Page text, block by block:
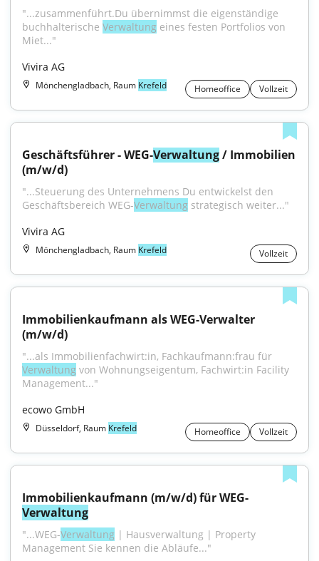
"...zusammenführt.Du übernimmst die eigenständige
buchhalterische Verwaltung eines festen Portfolios von
Miet..."
Vivira AG
Mönchengladbach, Raum Krefeld Homeoffice Vollzeit
Geschäftsführer - WEG-Verwaltung / Immobilien
(m/w/d)
"...Steuerung des Unternehmens Du entwickelst den
Geschäftsbereich WEG-Verwaltung strategisch weiter..."
Vivira AG
Mönchengladbach, Raum Krefeld Vollzeit
Immobilienkaufmann als WEG-Verwalter
(m/w/d)
Verwaltung von Wohnungseigentum, Fachwirt:in Facility
Management..."
ecowo GmbH
Düsseldorf, Raum Krefeld Homeoffice Vollzeit
Immobilienkaufmann (m/w/d) für WEG-
Verwaltung
"...WEG-Verwaltung | Hausverwaltung | Property
Management Sie kennen die Abläufe..."